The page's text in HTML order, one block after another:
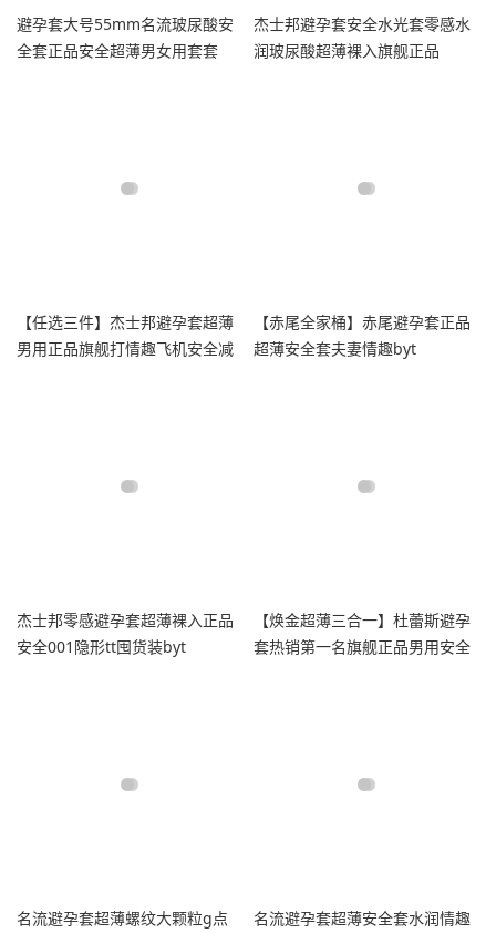
避孕套大号55mm名流玻尿酸安
全套正品安全超薄男女用套套
杰士邦避孕套安全水光套零感水
润玻尿酸超薄裸入旗舰正品
【任选三件】杰士邦避孕套超薄
男用正品旗舰打情趣飞机安全减
【赤尾全家桶】赤尾避孕套正品
超薄安全套夫妻情趣byt
杰士邦零感避孕套超薄裸入正品
安全001隐形tt囤货装byt
【焕金超薄三合一】杜蕾斯避孕
套热销第一名旗舰正品男用安全
名流避孕套超薄螺纹大颗粒g点
名流避孕套超薄安全套水润情趣